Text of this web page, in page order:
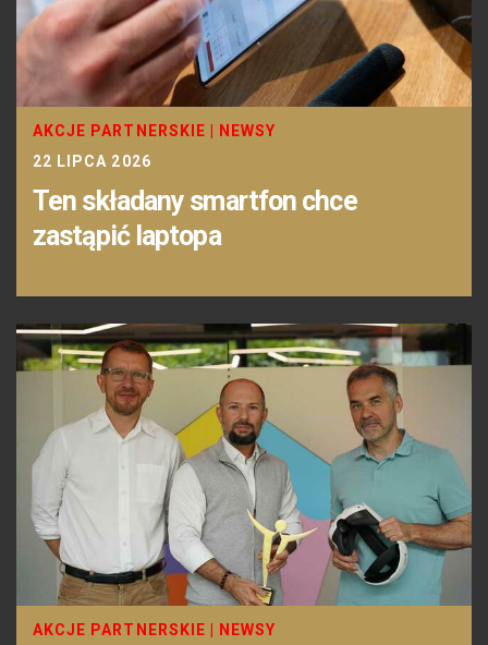
AKCJE PARTNERSKIE
NEWSY
22 LIPCA 2026
Ten składany smartfon chce
zastąpić laptopa
AKCJE PARTNERSKIE
NEWSY